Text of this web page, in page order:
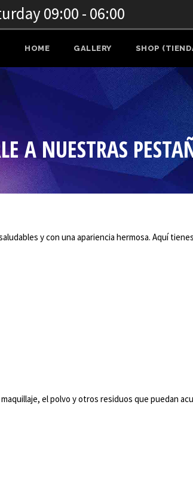
09:00 - 06:00
HOME GALLERY SHOP
A NUESTRAS
y con una apariencia hermosa. Aquí
el polvo y otros residuos que puedan